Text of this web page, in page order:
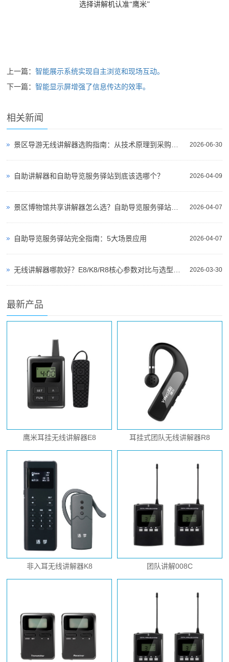
选择讲解机认准“鹰米”
上一篇：智能展示系统实现自主浏览和现场互动。
下一篇：智能显示屏增强了信息传达的效率。
相关新闻
2026-06-30
景区导游无线讲解器选购指南：从技术原理到采购决策
2026-04-09
自助讲解器和自助导览服务驿站到底该选哪个？
2026-04-07
景区博物馆共享讲解器怎么选？自助导览服务驿站部署全攻略（2026版）
2026-04-07
自助导览服务驿站完全指南：5大场景应用
2026-03-30
无线讲解器哪款好？E8/K8/R8核心参数对比与选型指南
最新产品
鹰米耳挂无线讲解器E8 耳挂式团队无线讲解器R8
非入耳无线讲解器K8 团队讲解008C